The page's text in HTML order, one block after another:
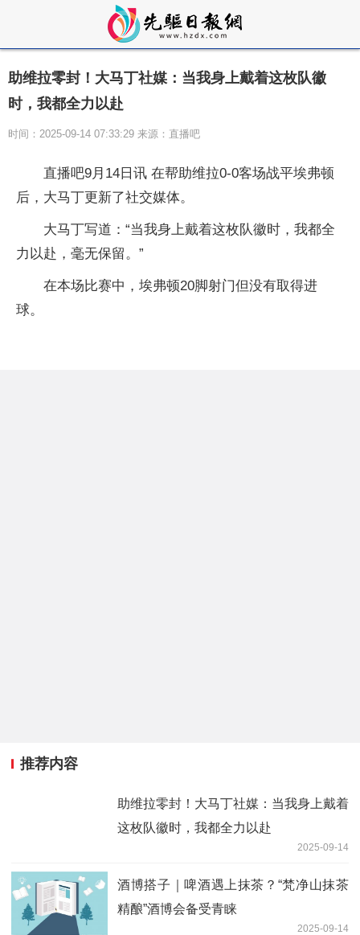
助维拉零封！大马丁社媒：当我身上戴着这枚队徽
时，我都全力以赴
时间：2025-09-14 07:33:29 来源：直播吧
直播吧9月14日讯 在帮助维拉0-0客场战平埃弗顿
后，大马丁更新了社交媒体。
大马丁写道：“当我身上戴着这枚队徽时，我都全
力以赴，毫无保留。”
在本场比赛中，埃弗顿20脚射门但没有取得进
球。
推荐内容
助维拉零封！大马丁社媒：当我身上戴着
这枚队徽时，我都全力以赴
2025-09-14
酒博搭子｜啤酒遇上抹茶？“梵净山抹茶
精酿”酒博会备受青睐
2025-09-14